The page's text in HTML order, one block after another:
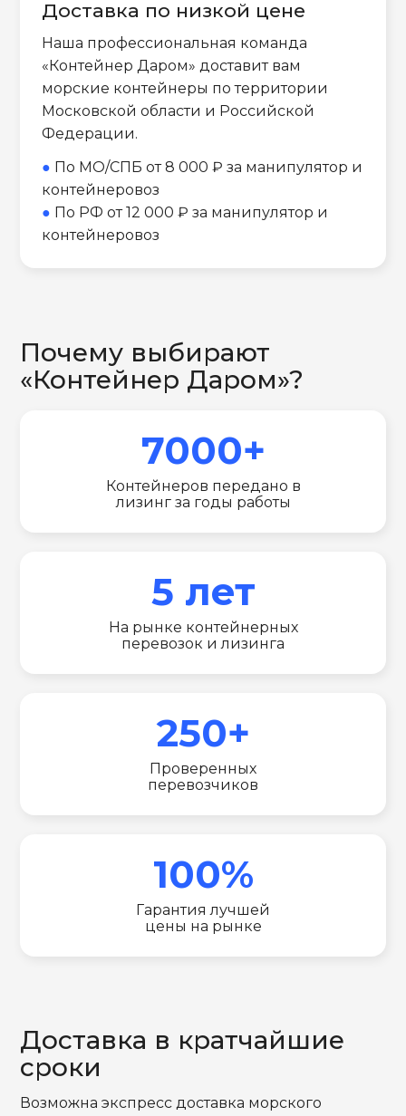
Доставка по низкой цене
Наша профессиональная команда
«Контейнер Даром» доставит вам
морские контейнеры по территории
Московской области и Российской
Федерации.
● По МО/СПБ от 8 000 ₽ за манипулятор и
контейнеровоз
● По РФ от 12 000 ₽ за манипулятор и
контейнеровоз
Почему выбирают
«Контейнер Даром»?
7000+
Контейнеров передано в
лизинг за годы работы
5 лет
На рынке контейнерных
перевозок и лизинга
250+
Проверенных
перевозчиков
100%
Гарантия лучшей
цены на рынке
Доставка в кратчайшие
сроки
Возможна экспресс доставка морского